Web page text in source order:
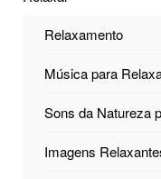
Relaxamento
Música para
Sons da Natureza
Imagens